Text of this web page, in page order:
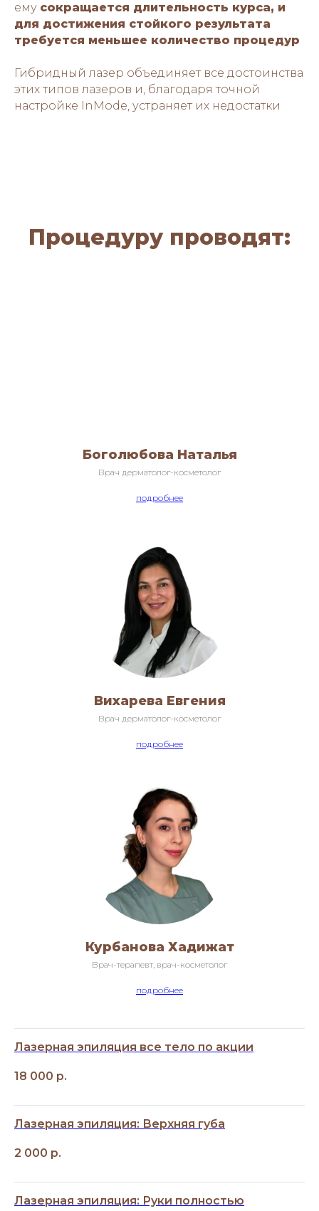
ему сокращается длительность курса, и
для достижения стойкого результата
требуется меньшее количество процедур
Гибридный лазер объединяет все достоинства
этих типов лазеров и, благодаря точной
настройке InMode, устраняет их недостатки
Процедуру проводят:
Боголюбова Наталья
Врач дерматолог-косметолог
подробнее
Вихарева Евгения
Врач дерматолог-косметолог
подробнее
Курбанова Хадижат
Врач-терапевт, врач-косметолог
подробнее
Лазерная эпиляция все тело по акции
18 000 р.
Лазерная эпиляция: Верхняя губа
2 000 р.
Лазерная эпиляция: Руки полностью